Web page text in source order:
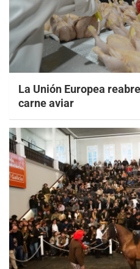
La Unión Europea
carne aviar